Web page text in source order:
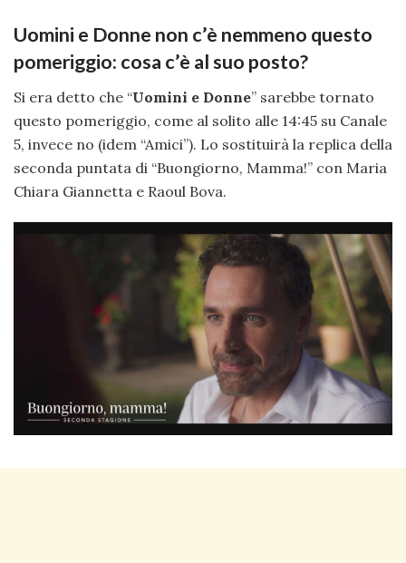
Uomini e Donne non c’è nemmeno questo
pomeriggio: cosa c’è al suo posto?
Si era detto che “Uomini e Donne” sarebbe tornato
questo pomeriggio, come al solito alle 14:45 su Canale
5, invece no (idem “Amici”). Lo sostituirà la replica della
seconda puntata di “Buongiorno, Mamma!” con Maria
Chiara Giannetta e Raoul Bova.